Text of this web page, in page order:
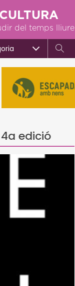
del temps lliure
edició